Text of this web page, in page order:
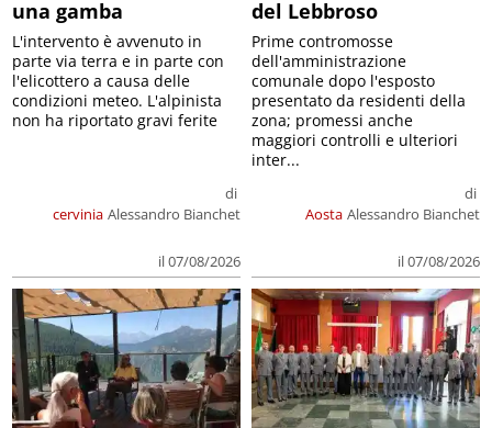
una gamba
cervinia
di
Alessandro Bianchet
il 07/08/2026
L'intervento è avvenuto in
parte via terra e in parte con
l'elicottero a causa delle
condizioni meteo. L'alpinista
non ha riportato gravi ferite
del Lebbroso
Aosta
di
Alessandro Bianchet
il 07/08/2026
Prime contromosse
dell'amministrazione
comunale dopo l'esposto
presentato da residenti della
zona; promessi anche
maggiori controlli e ulteriori
inter...